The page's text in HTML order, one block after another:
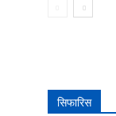
सिफारिस